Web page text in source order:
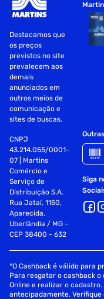
Destacamos que
os preços
previstos no site
prevalecem aos
demais
anunciados em
outros meios de
comunicação e
sites de buscas.
CNPJ
43.214.055/0001-
07 | Martins
Comércio e
Serviço de
Distribuição S.A.
Rua Jataí, 1150,
Aparecida,
Uberlândia / MG -
CEP 38400 - 632
Siga
*O Cashback é válido para
Para resgatar o cashback
Online e realizar o
antecipadamente. Verifique